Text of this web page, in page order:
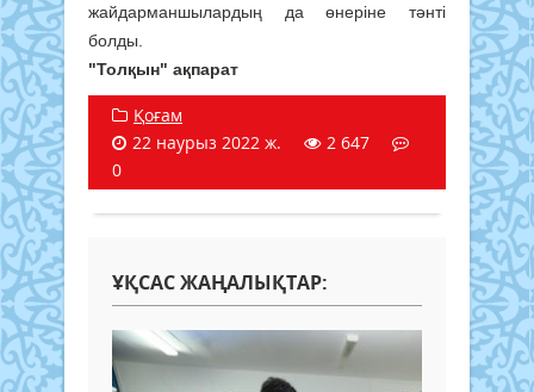
жайдарманшылардың да өнеріне тәнті
болды.
"Толқын" ақпарат
Қоғам
22 наурыз 2022 ж.
2 647
0
ҰҚСАС ЖАҢАЛЫҚТАР: